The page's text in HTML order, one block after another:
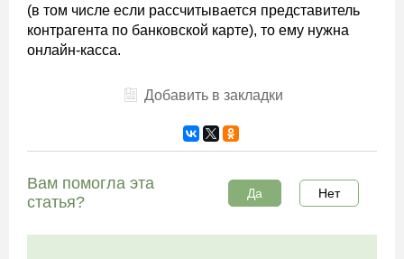
(в том числе если рассчитывается представитель
контрагента по банковской карте), то ему нужна
онлайн-касса.
Добавить в закладки
Вам помогла эта
статья?
Да Нет